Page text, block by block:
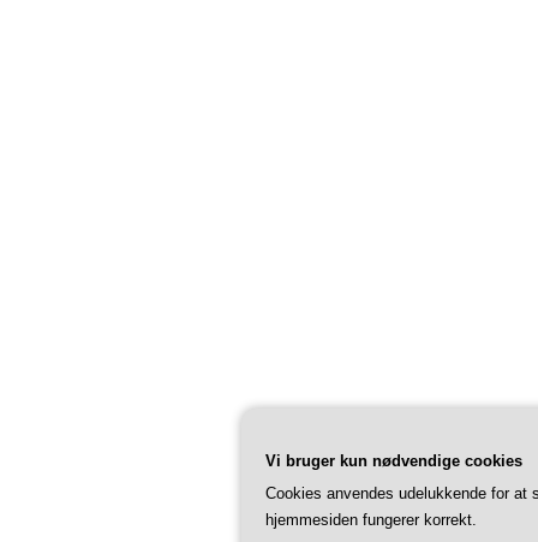
Vi bruger kun nødvendige cookies
Cookies anvendes udelukkende for at
hjemmesiden fungerer korrekt.